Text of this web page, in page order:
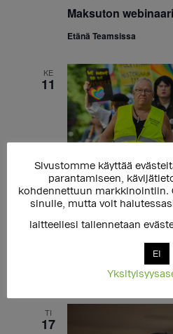
Maksuton
Etänä Teamsissa
KE
11
jäsenjärjestöille
Etänä Teamsissa
TI
17
Sivustomme käyttää
parantamiseen,
kohdennettuun markkinointiin.
sinulle, mutta voit
laitteellesi tallennetaan
EI